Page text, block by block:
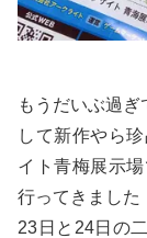
もうだいぶ過
して新作やら
イト青梅展示
行ってきました
23日と24日の